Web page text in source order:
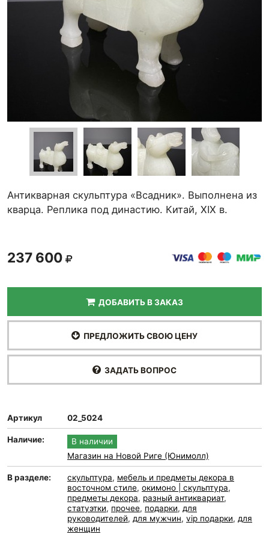
Антикварная скульптура «Всадник». Выполнена из
кварца. Реплика под династию. Китай, XIX в.
237 600
ДОБАВИТЬ В ЗАКАЗ
ПРЕДЛОЖИТЬ СВОЮ ЦЕНУ
ЗАДАТЬ ВОПРОС
Артикул 02_5024
Наличие:
В наличии
Магазин на Новой Риге (Юнимолл)
В разделе: скульптура, мебель и предметы декора в
восточном стиле, окимоно | скульптура,
предметы декора, разный антиквариат,
статуэтки, прочее, подарки, для
руководителей, для мужчин, vip подарки, для
женщин